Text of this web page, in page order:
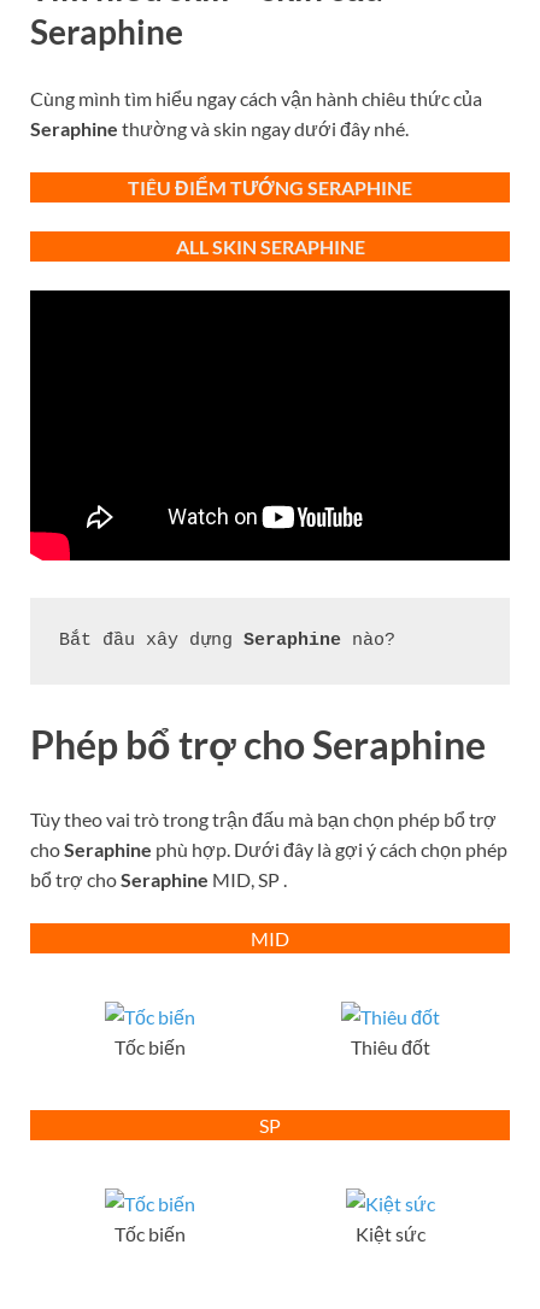
Seraphine
Cùng mình tìm hiểu ngay cách vận hành chiêu thức của
Seraphine thường và skin ngay dưới đây nhé.
TIÊU ĐIỂM TƯỚNG SERAPHINE
ALL SKIN SERAPHINE
Bắt đầu xây dựng Seraphine nào?
Phép bổ trợ choSeraphine
Tùy theo vai trò trong trận đấu mà bạn chọn phép bổ trợ
choSeraphine phù hợp. Dưới đây là gợi ý cách chọn phép
bổ trợ choSeraphine MID, SP .
MID
Tốc biến Thiêu đốt
SP
Tốc biến Kiệt sức